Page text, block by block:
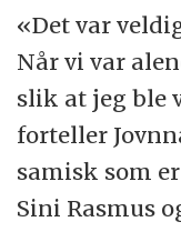
«Det var
Når vi var
slik at jeg ble
forteller
samisk som
Sini Rasmus